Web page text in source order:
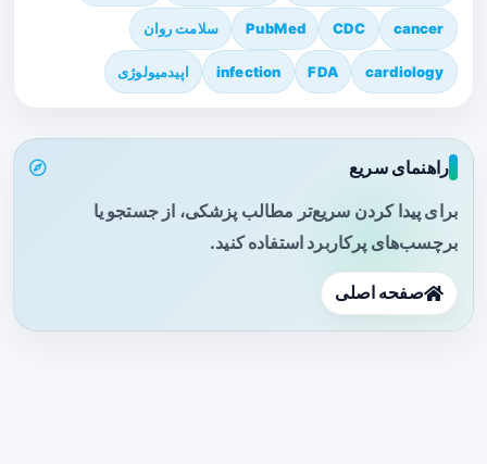
cancer
CDC
PubMed سلامت روان
cardiology
FDA
infection اپیدمیولوژی
راهنمای سریع
برای پیدا کردن سریع‌تر مطالب پزشکی، از جستجو یا
برچسب‌های پرکاربرد استفاده کنید.
صفحه اصلی